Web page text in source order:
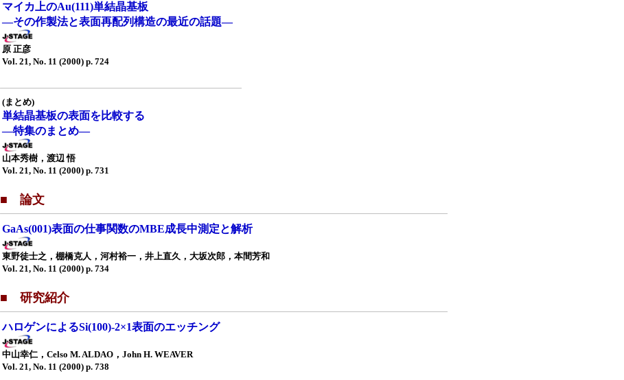
マイカ上のAu(111)単結晶基板
—その作製法と表面再配列構造の最近の話題—
原 正彦
Vol. 21, No. 11 (2000) p. 724
(まとめ)
単結晶基板の表面を比較する
—特集のまとめ—
山本秀樹，渡辺 悟
Vol. 21, No. 11 (2000) p. 731
■ 論文
GaAs(001)表面の仕事関数のMBE成長中測定と解析
東野徒士之，棚橋克人，河村裕一，井上直久，大坂次郎，本間芳和
Vol. 21, No. 11 (2000) p. 734
■ 研究紹介
ハロゲンによるSi(100)-2×1表面のエッチング
中山幸仁，Celso M. ALDAO，John H. WEAVER
Vol. 21, No. 11 (2000) p. 738